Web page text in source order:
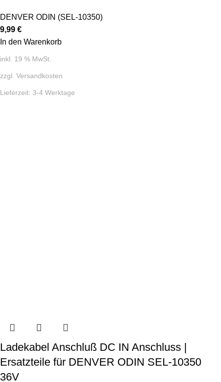
DENVER ODIN (SEL-10350)
9,99 €
In den Warenkorb
inkl. 19 % MwSt.
zzgl. Versandkosten
Lieferzeit: 3-4 Werktage
Ladekabel Anschluß DC IN Anschluss |
Ersatzteile für DENVER ODIN SEL-10350
36V